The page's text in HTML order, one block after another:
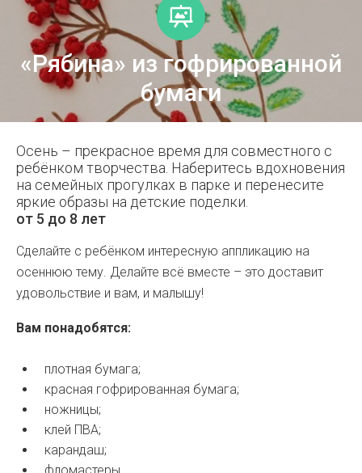
«Рябина» из гофрированной
бумаги
Осень – прекрасное время для совместного с
ребёнком творчества. Наберитесь вдохновения
на семейных прогулках в парке и перенесите
яркие образы на детские поделки.
от 5 до 8 лет
Сделайте с ребёнком интересную аппликацию на
осеннюю тему. Делайте всё вместе – это доставит
удовольствие и вам, и малышу!
Вам понадобятся:
плотная бумага;
красная гофрированная бумага;
ножницы;
клей ПВА;
карандаш;